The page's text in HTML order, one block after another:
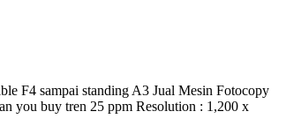
F4 sampai standing A3 Jual Mesin Fotocopy
you buy tren 25 ppm Resolution : 1,200 x